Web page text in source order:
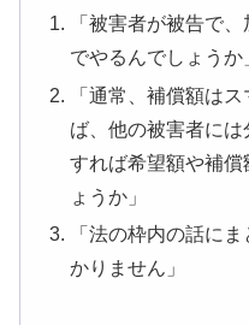
「被害者が被告で
でやるんでしょうか
「通常、補償額は
ば、他の被害者に
すれば希望額や補
ょうか」
「法の枠内の話に
かりません」